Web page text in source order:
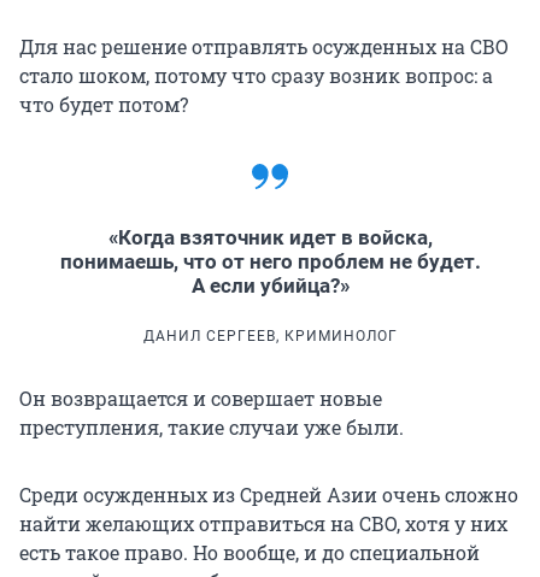
Для нас решение отправлять осужденных на СВО
стало шоком, потому что сразу возник вопрос: а
что будет потом?
«Когда взяточник идет в войска,
понимаешь, что от него проблем не будет.
А если убийца?»
ДАНИЛ СЕРГЕЕВ, КРИМИНОЛОГ
Он возвращается и совершает новые
преступления, такие случаи уже были.
Среди осужденных из Средней Азии очень сложно
найти желающих отправиться на СВО, хотя у них
есть такое право. Но вообще, и до специальной